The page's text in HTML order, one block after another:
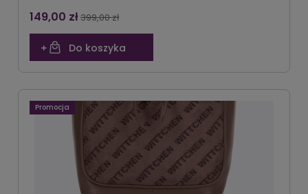
149,00 zł399,00 zł
Do koszyka
Promocja